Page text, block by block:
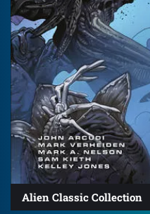
Alien Classic Collection